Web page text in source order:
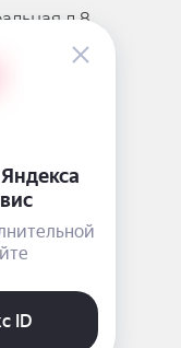
д.8